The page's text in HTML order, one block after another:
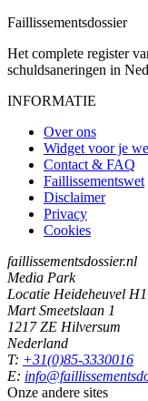
Faillissementsdossier
Het complete register
schuldsaneringen in
INFORMATIE
Over ons
Widget voor je
Contact & FAQ
Faillissementswet
Disclaimer
Privacy
Cookies
faillissementsdossier.nl
Media Park
Locatie Heideheuvel H1
Mart Smeetslaan 1
1217 ZE Hilversum
Nederland
T: +31(0)85-3330016
E:
Onze andere sites